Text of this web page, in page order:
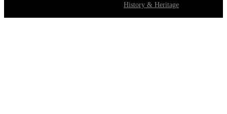
History & Heritage